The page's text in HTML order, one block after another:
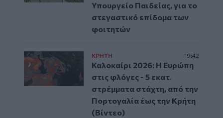
Υπουργείο Παιδείας, για το
στεγαστικό επίδομα των
φοιτητών
ΚΡΗΤΗ 19:42
Καλοκαίρι 2026: Η Ευρώπη
στις φλόγες - 5 εκατ.
στρέμματα στάχτη, από την
Πορτογαλία έως την Κρήτη
(Βίντεο)